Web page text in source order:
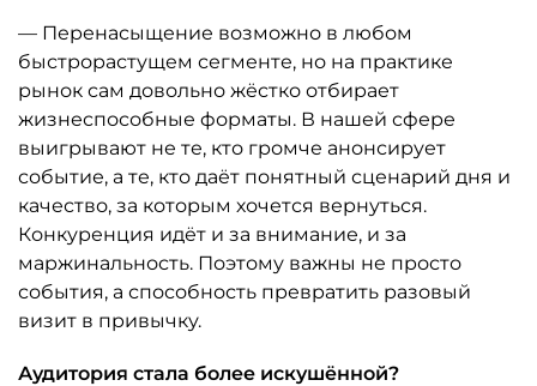
— Перенасыщение возможно в любом
быстрорастущем сегменте, но на практике
рынок сам довольно жёстко отбирает
жизнеспособные форматы. В нашей сфере
выигрывают не те, кто громче анонсирует
событие, а те, кто даёт понятный сценарий дня и
качество, за которым хочется вернуться.
Конкуренция идёт и за внимание, и за
маржинальность. Поэтому важны не просто
события, а способность превратить разовый
визит в привычку.
Аудитория стала более искушённой?